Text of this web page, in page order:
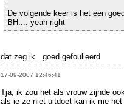
De volgende keer is het een
BH.... yeah right
dat zeg ik...goed gefoulieerd
17-09-2007 12:46:41
Tja, ik zou het als vrouw zijnde
als je ze niet uitdoet kan ik me